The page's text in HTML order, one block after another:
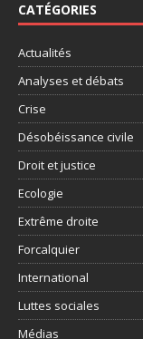
CATÉGORIES
Actualités
Analyses et débats
Crise
Désobéissance civile
Droit et justice
Ecologie
Extrême droite
Forcalquier
International
Luttes sociales
Médias